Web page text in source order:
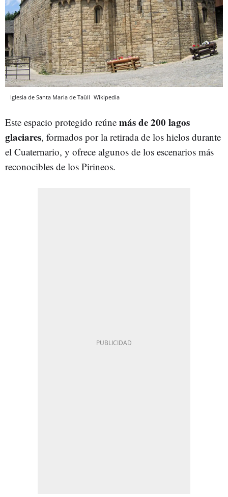
Iglesia de Santa Maria de Taüll Wikipedia
Este espacio protegido reúne más de 200 lagos
glaciares, formados por la retirada de los hielos durante
el Cuaternario, y ofrece algunos de los escenarios más
reconocibles de los Pirineos.